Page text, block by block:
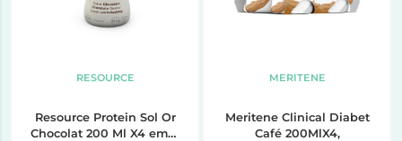
RESOURCE
Resource Protein Sol Or
Chocolat 200 Ml X4 emul
MERITENE
Meritene Clinical Diabet
Café 200MlX4,